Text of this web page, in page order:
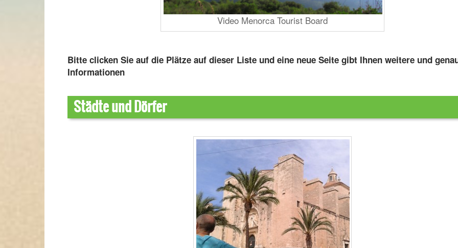
Video Menorca Tourist Board
Bitte clicken Sie auf die Plätze auf dieser Liste und eine neue Seite gibt Ihnen weitere und
Informationen
Städte und Dörfer